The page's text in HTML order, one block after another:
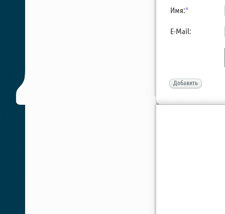
Имя:*
E-Mail:
Добавить